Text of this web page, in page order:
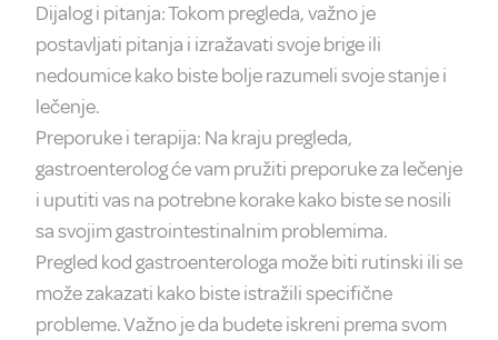
Dijalog i pitanja: Tokom pregleda, važno je
postavljati pitanja i izražavati svoje brige ili
nedoumice kako biste bolje razumeli svoje stanje i
lečenje.
Preporuke i terapija: Na kraju pregleda,
gastroenterolog će vam pružiti preporuke za lečenje
i uputiti vas na potrebne korake kako biste se nosili
sa svojim gastrointestinalnim problemima.
Pregled kod gastroenterologa može biti rutinski ili se
može zakazati kako biste istražili specifične
probleme. Važno je da budete iskreni prema svom